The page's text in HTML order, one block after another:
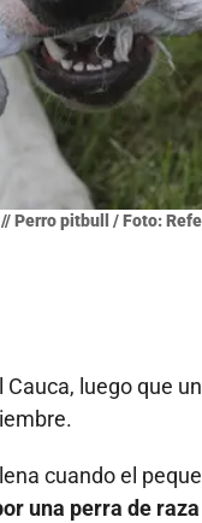
Perro pitbull / Foto:
luego que
cuando el
una perra de